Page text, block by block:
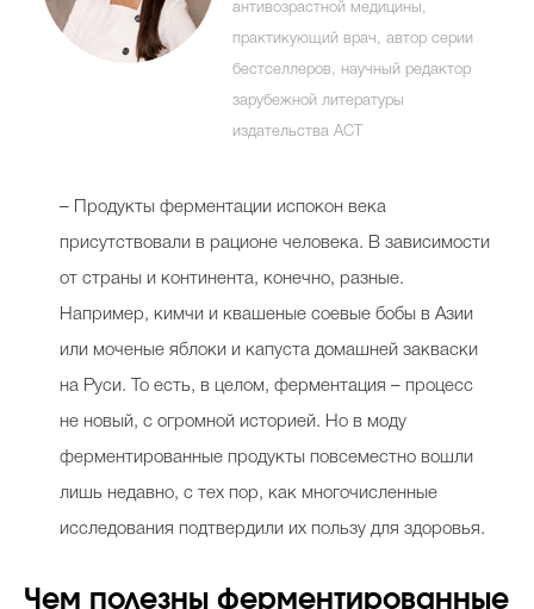
Хит недели от визажиста
Фотоальбом
Beauty- битвы
Тесты
Викторины
антивозрастной медицины,
практикующий врач, автор серии
бестселлеров, научный редактор
зарубежной литературы
издательства АСТ
– Продукты ферментации испокон века
присутствовали в рационе человека. В зависимости
от страны и континента, конечно, разные.
Например, кимчи и квашеные соевые бобы в Азии
или моченые яблоки и капуста домашней закваски
на Руси. То есть, в целом, ферментация – процесс
не новый, с огромной историей. Но в моду
ферментированные продукты повсеместно вошли
лишь недавно, с тех пор, как многочисленные
исследования подтвердили их пользу для здоровья.
Чем полезны ферментированные